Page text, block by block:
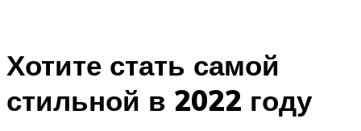
Хотите стать самой
стильной в 2022 году